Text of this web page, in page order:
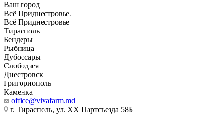
Ваш город
Всё Приднестровье
Всё Приднестровье
Тирасполь
Бендеры
Рыбница
Дубоссары
Слободзея
Днестровск
Григориополь
Каменка
office@vivafarm.md
г. Тирасполь, ул. ХХ Партсъезда 58Б